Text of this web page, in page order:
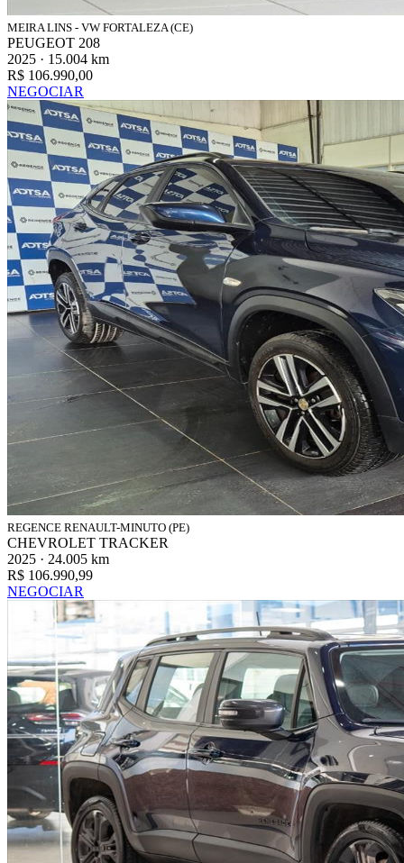
MEIRA LINS - VW FORTALEZA (CE)
PEUGEOT 208
2025 · 15.004 km
R$ 106.990,00
NEGOCIAR
REGENCE RENAULT-MINUTO (PE)
CHEVROLET TRACKER
2025 · 24.005 km
R$ 106.990,99
NEGOCIAR